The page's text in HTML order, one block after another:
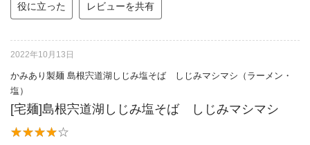
役に立った レビューを共有
2022年10月13日
かみあり製麺 島根宍道湖しじみ塩そば しじみマシマシ（ラーメン・
塩）
[宅麺]島根宍道湖しじみ塩そば しじみマシマシ